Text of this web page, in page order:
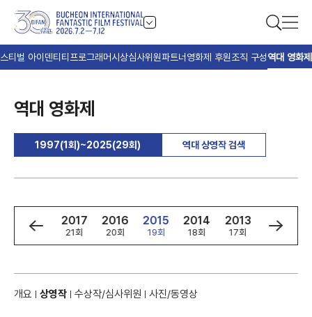
티벌 아이덴티티 프로그래머시상심사위원파트너 영화제 후원조직 구성역대 영화제
역대 영화제
1997(1회)~2025(29회) 역대 상영작 검색
2018
22회
2017
21회
2016
20회
2015
19회
2014
18회
2013
17회
2012
16회
개요 상영작 수상작/심사위원 사진/동영상